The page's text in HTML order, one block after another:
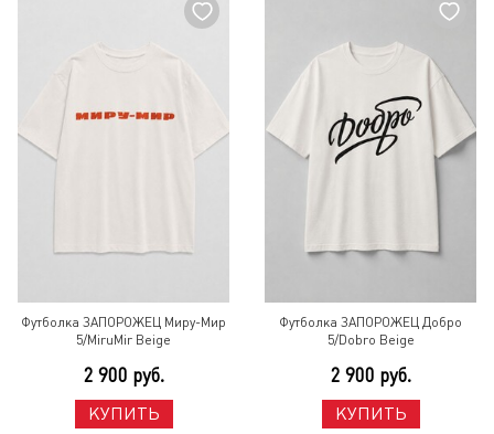
Футболка ЗАПОРОЖЕЦ Миру-Мир
5/MiruMir Beige
2 900 руб.
КУПИТЬ
Футболка ЗАПОРОЖЕЦ Добро
5/Dobro Beige
2 900 руб.
КУПИТЬ